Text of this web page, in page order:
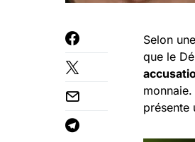
Selon une
que le
présente